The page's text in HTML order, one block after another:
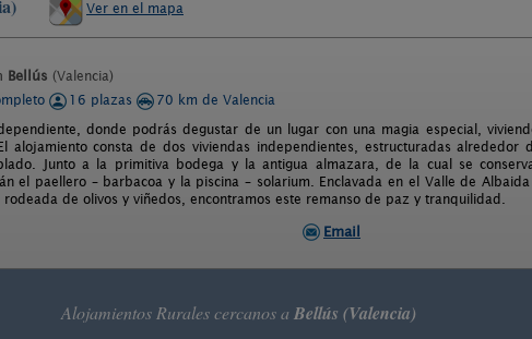
Ver en el mapa
Bellús (Valencia)
16 plazas
70 km de Valencia
donde podrás degustar de un lugar con una magia especial,
alojamiento consta de dos viviendas independientes, estructuradas
Junto a la primitiva bodega y la antigua almazara, de la cual se
el paellero – barbacoa y la piscina – solarium. Enclavada en el Valle de
rodeada de olivos y viñedos, encontramos este remanso de paz y tranquilidad.
Email
Alojamientos Rurales cercanos a Bellús (Valencia)